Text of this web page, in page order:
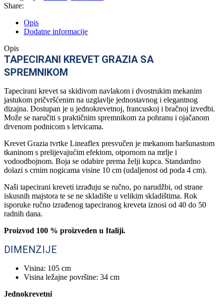
Share:
Opis
Dodatne informacije
Opis
TAPECIRANI KREVET GRAZIA SA
SPREMNIKOM
Tapecirani krevet sa skidivom navlakom i dvostrukim mekanim
jastukom pričvršćenim na uzglavlje jednostavnog i elegantnog
dizajna. Dostupan je u jednokrevetnoj, francuskoj i bračnoj izvedbi.
Može se naručiti s praktičnim spremnikom za pohranu i ojačanom
drvenom podnicom s letvicama.
Krevet Grazia tvrtke Lineaflex presvučen je mekanom baršunastom
tkaninom s prelijevajućim efektom, otpornom na mrlje i
vodoodbojnom. Boja se odabire prema želji kupca. Standardno
dolazi s crnim nogicama visine 10 cm (udaljenost od poda 4 cm).
Naši tapecirani kreveti izrađuju se ručno, po narudžbi, od strane
iskusnih majstora te se ne skladište u velikim skladištima. Rok
isporuke ručno izrađenog tapeciranog kreveta iznosi od 40 do 50
radnih dana.
Proizvod 100 % proizveden u Italiji.
DIMENZIJE
Visina: 105 cm
Visina ležajne površine: 34 cm
Jednokrevetni